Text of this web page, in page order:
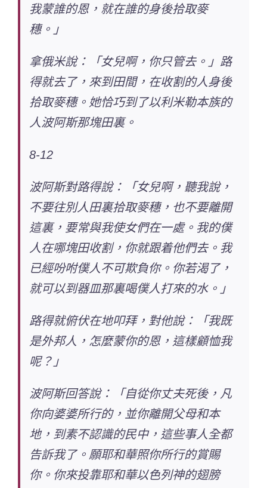
我蒙誰的恩，就在誰的身後拾取麥
穗。」
拿俄米說：「女兒啊，你只管去。」路
得就去了，來到田間，在收割的人身後
拾取麥穗。她恰巧到了以利米勒本族的
人波阿斯那塊田裏。
8-12
波阿斯對路得說：「女兒啊，聽我說，
不要往別人田裏拾取麥穗，也不要離開
這裏，要常與我使女們在一處。我的僕
人在哪塊田收割，你就跟着他們去。我
已經吩咐僕人不可欺負你。你若渴了，
就可以到器皿那裏喝僕人打來的水。」
路得就俯伏在地叩拜，對他說：「我既
是外邦人，怎麼蒙你的恩，這樣顧恤我
呢？」
波阿斯回答說：「自從你丈夫死後，凡
你向婆婆所行的，並你離開父母和本
地，到素不認識的民中，這些事人全都
告訴我了。願耶和華照你所行的賞賜
你。你來投靠耶和華以色列神的翅膀